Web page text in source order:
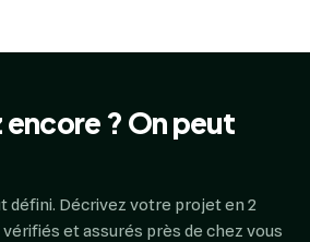
? On peut
défini. Décrivez votre projet en 2
et assurés près de chez vous